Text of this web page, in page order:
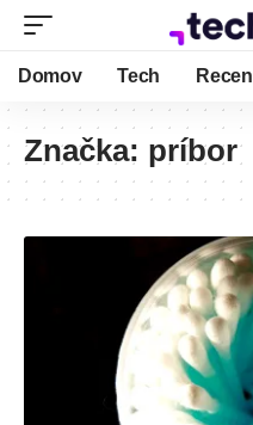
Domov Tech
Značka: príbor